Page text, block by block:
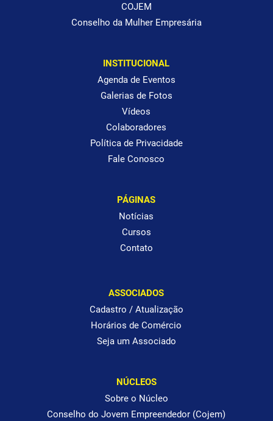
COJEM
Conselho da Mulher Empresária
INSTITUCIONAL
Agenda de Eventos
Galerias de Fotos
Vídeos
Colaboradores
Política de Privacidade
Fale Conosco
PÁGINAS
Notícias
Cursos
Contato
ASSOCIADOS
Cadastro / Atualização
Horários de Comércio
Seja um Associado
NÚCLEOS
Sobre o Núcleo
Conselho do Jovem Empreendedor (Cojem)